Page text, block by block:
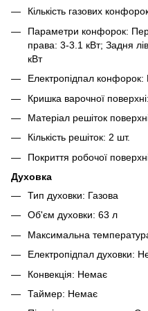
Кількість газових
Параметри конфорок:
права: 3-3.1 кВт; Задня
кВт
Електропідпал конфорок:
Кришка варочної
Матеріал решіток
Кількість решіток: 2 шт.
Покриття робочої
Духовка
Тип духовки: Газова
Об'єм духовки: 63 л
Максимальна
Електропідпал духовки:
Конвекція: Немає
Таймер: Немає